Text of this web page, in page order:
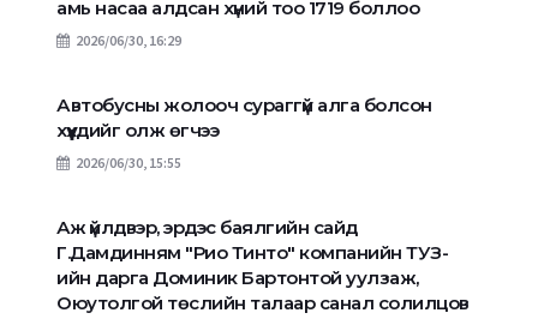
амь насаа алдсан хүний тоо 1719 боллоо
2026/06/30, 16:29
Автобусны жолооч сураггүй алга болсон
хүүхдийг олж өгчээ
2026/06/30, 15:55
Аж үйлдвэр, эрдэс баялгийн сайд
Г.Дамдинням "Рио Тинто" компанийн ТУЗ-
ийн дарга Доминик Бартонтой уулзаж,
Оюутолгой төслийн талаар санал солилцов